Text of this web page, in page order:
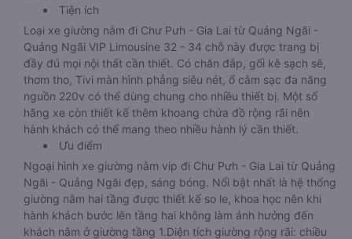
Tiện ích
Loại xe giường nằm đi Chư Pưh - Gia Lai từ Quảng Ngãi -
Quảng Ngãi VIP Limousine 32 - 34 chỗ này được trang bị
đầy đủ mọi nội thất cần thiết. Có chăn đắp, gối kê sạch sẽ,
thơm tho, Tivi màn hình phẳng siêu nét, ổ cắm sạc đa năng
nguồn 220v có thể dùng chung cho nhiều thiết bị. Một số
hãng xe còn thiết kế thêm khoang chứa đồ rộng rãi nên
hành khách có thể mang theo nhiều hành lý cần thiết.
Ưu điểm
Ngoại hình xe giường nằm vip đi Chư Pưh - Gia Lai từ Quảng
Ngãi - Quảng Ngãi đẹp, sáng bóng. Nổi bật nhất là hệ thống
giường nằm hai tầng được thiết kế so le, khoa học nên khi
hành khách bước lên tầng hai không làm ảnh hưởng đến
khách nằm ở giường tầng 1.Diện tích giường rộng rãi: chiều